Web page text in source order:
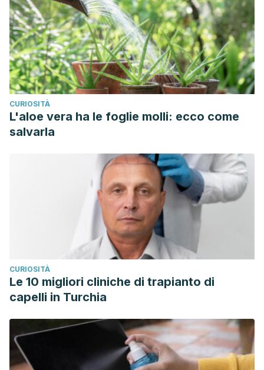
CURIOSITÀ
L'aloe vera ha le foglie molli: ecco come
salvarla
CURIOSITÀ
Le 10 migliori cliniche di trapianto di
capelli in Turchia